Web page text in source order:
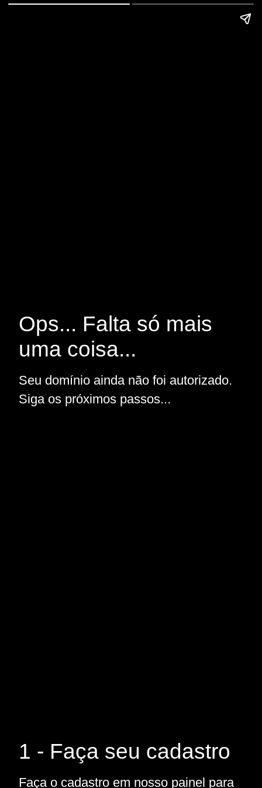
Ops... Falta só mais
uma coisa...
Seu domínio ainda não foi autorizado.
Siga os próximos passos...
1 - Faça seu cadastro
Faça o cadastro em nosso painel para